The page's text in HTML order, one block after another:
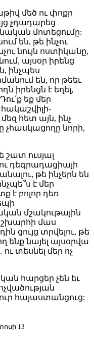
մեծ ու փոքր
չդադարեց
մոտեցումը:
են, թե ինչու
նույն ոստիկանը,
այսօր իրենց
ինչպես
են, որ թեեւ
իրենցն է եղել,
եք մեր
հետ այն, ինչ
չհասկացողը նորի,
շատ ուսյալ
դեգրադացիայի
թե ինչերն են
է մեր
է բոլոր դեռ
մշակութային
մաս
ցույց տրվելու, թե
նայել այսօրվա
տեսնել մեր ոչ
հարցեր չեն եւ
հայաստանցուց:
13